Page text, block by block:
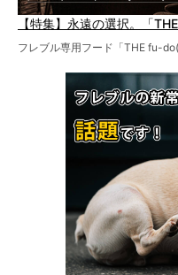
【特集】永遠の選択。「
フレブル専用フード「THE fu-